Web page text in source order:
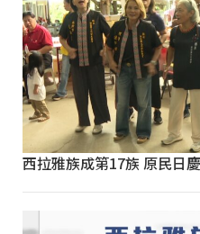
西拉雅族成第17族 原民日